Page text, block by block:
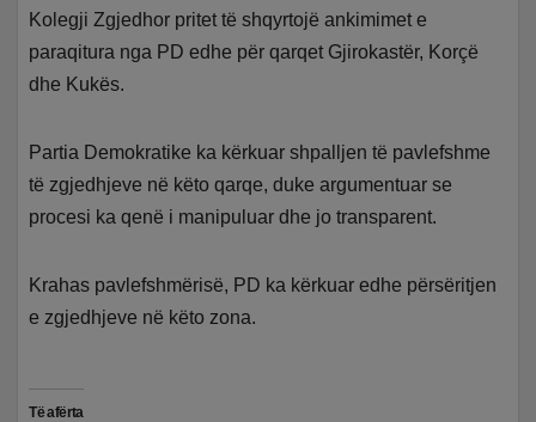
Kolegji Zgjedhor pritet të shqyrtojë ankimimet e
paraqitura nga PD edhe për qarqet Gjirokastër, Korçë
dhe Kukës.
Partia Demokratike ka kërkuar shpalljen të pavlefshme
të zgjedhjeve në këto qarqe, duke argumentuar se
procesi ka qenë i manipuluar dhe jo transparent.
Krahas pavlefshmërisë, PD ka kërkuar edhe përsëritjen
e zgjedhjeve në këto zona.
Të afërta